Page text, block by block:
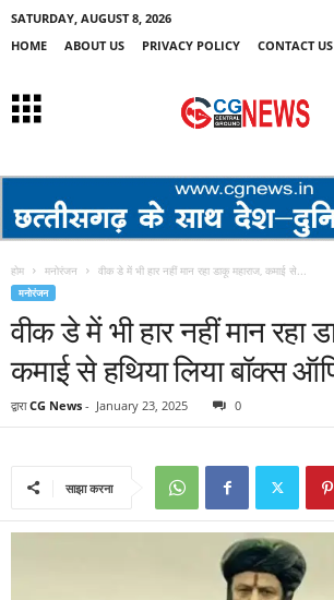
SATURDAY, AUGUST 8, 2026
HOME
ABOUT US PRIVACY POLICY CONTACT US
होम मनोरंजन वीक डे में भी हार नहीं मान रहा डाकू महाराज, कमाई से...
मनोरंजन
वीक डे में भी हार नहीं मान रहा
कमाई से हथिया लिया बॉक्स
द्वारा CG News - January 23, 2025 0
साझा करना